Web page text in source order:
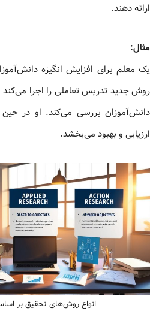
ارائه دهند.
مثال:
یک معلم برای افزایش انگیزه
روش جدید تدریس تعاملی را اجرا می‌کند و
دانش‌آموزان بررسی می‌کند. او در
ارزیابی و بهبود می‌بخشد.
انواع روش‌های تحقیق بر